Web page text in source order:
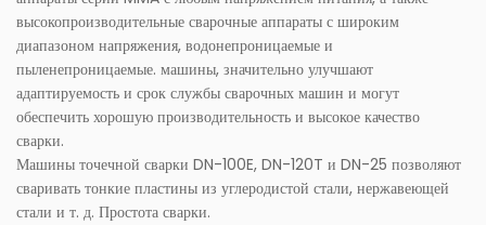
высокопроизводительные сварочные аппараты с широким
диапазоном напряжения, водонепроницаемые и
пыленепроницаемые. машины, значительно улучшают
адаптируемость и срок службы сварочных машин и могут
обеспечить хорошую производительность и высокое качество
сварки.
Машины точечной сварки DN-100E, DN-120T и DN-25 позволяют
сваривать тонкие пластины из углеродистой стали, нержавеющей
стали и т. д. Простота сварки.